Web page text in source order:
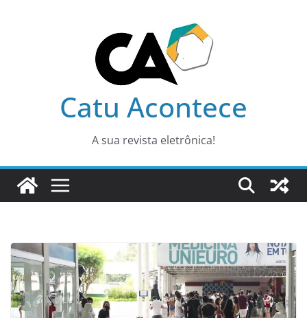
Catu Acontece
A sua revista eletrônica!